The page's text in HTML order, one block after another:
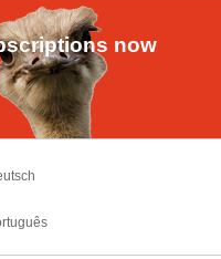
now